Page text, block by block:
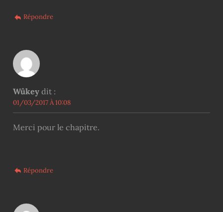
Répondre
Wûkey dit :
01/03/2017 À 10:08
Merci pour le chapitre.
Répondre